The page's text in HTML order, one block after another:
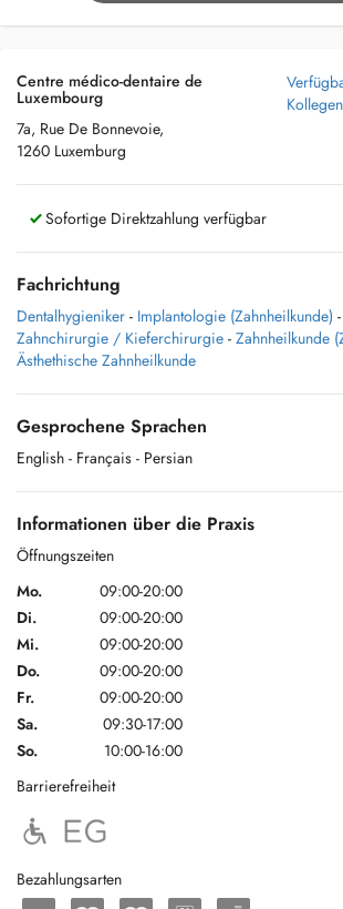
Centre médico-dentaire de
Luxembourg
7a, Rue De Bonnevoie,
1260 Luxemburg
Kollegen
Sofortige Direktzahlung verfügbar
Fachrichtung
Dentalhygieniker - Implantologie (Zahnheilkunde) -
Zahnchirurgie / Kieferchirurgie - Zahnheilkunde
Ästhethische Zahnheilkunde
Gesprochene Sprachen
English - Français - Persian
Informationen über die Praxis
Öffnungszeiten
Mo.
09:00-20:00
Di.
09:00-20:00
Mi.
09:00-20:00
Do.
09:00-20:00
Fr.
09:00-20:00
Sa.
09:30-17:00
So.
10:00-16:00
Barrierefreiheit
Bezahlungsarten